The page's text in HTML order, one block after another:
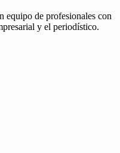
equipo de profesionales con
y el periodístico.